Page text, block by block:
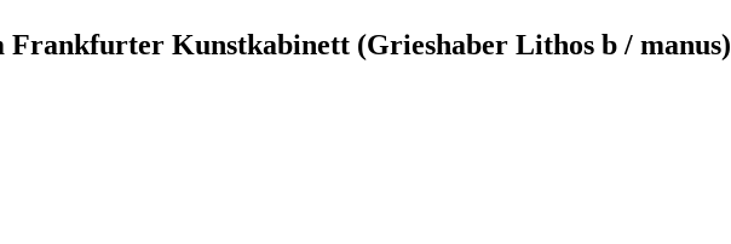
Frankfurter Kunstkabinett (Grieshaber Lithos b / manus)